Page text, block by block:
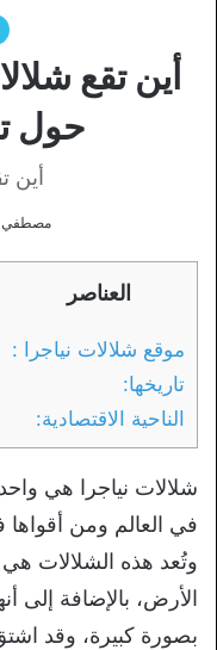
أين تقع
حول
أين
مصطفي
العناصر
موقع شلالات نياجرا :
تاريخها:
الناحية الاقتصادية:
شلالات نياجرا هي
في العالم ومن أقواها
وتُعد هذه الشلالات
الأرض، بالإضافة إلى
بصورة كبيرة، وقد